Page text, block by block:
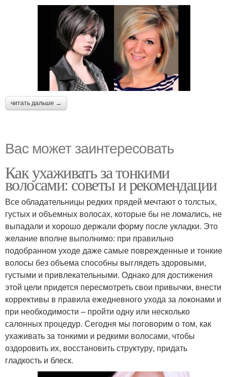
читать дальше →
Вас может заинтересовать
Как ухаживать за тонкими
волосами: советы и рекомендации
Все обладательницы редких прядей мечтают о толстых,
густых и объемных волосах, которые бы не ломались, не
выпадали и хорошо держали форму после укладки. Это
желание вполне выполнимо: при правильно
подобранном уходе даже самые поврежденные и тонкие
волосы без объема способны выглядеть здоровыми,
густыми и привлекательными. Однако для достижения
этой цели придется пересмотреть свои привычки, внести
коррективы в правила ежедневного ухода за локонами и
при необходимости – пройти одну или несколько
салонных процедур. Сегодня мы поговорим о том, как
ухаживать за тонкими и редкими волосами, чтобы
оздоровить их, восстановить структуру, придать
гладкость и блеск.